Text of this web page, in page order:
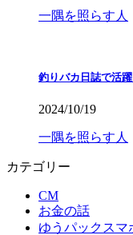
一隅を照らす人
釣りバカ日誌で活
2024/10/19
一隅を照らす人
カテゴリー
CM
お金の話
ゆうパックスマ